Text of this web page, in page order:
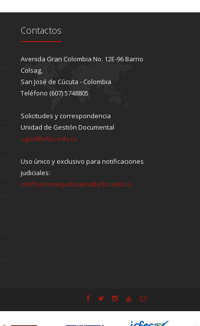
Contactos
Avenida Gran Colombia No. 12E-96 Barrio
Colsag,
San José de Cúcuta - Colombia
Teléfono (607) 5748805
Solicitudes y correspondencia
Unidad de Gestión Documental
ugad@ufps.edu.co
Uso único y exclusivo para notificaciones
judiciales:
notificacionesjudiciales@ufps.edu.co